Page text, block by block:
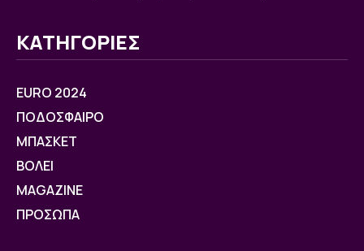
ΚΑΤΗΓΟΡΙΕΣ
EURO 2024
ΠΟΔΟΣΦΑΙΡΟ
ΜΠΑΣΚΕΤ
ΒOΛΕΙ
MAGAZINE
ΠΡΟΣΩΠΑ